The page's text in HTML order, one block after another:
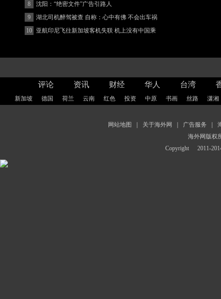
8
沈阳：“绝密文件”广告引路人
9
湖北司机醉驾被查 自称：心中有佛 不会出车祸
(图)
10
亚航印尼飞往新加坡客机失联 机上没有中国乘
评论 资讯 财经 华人 台湾
新加坡 德国 荷兰 云南 红色 投资 中原 书画 丝路 潇湘
网站地图 关于海外网 广告服务
海外网版权
Copyright
2011-